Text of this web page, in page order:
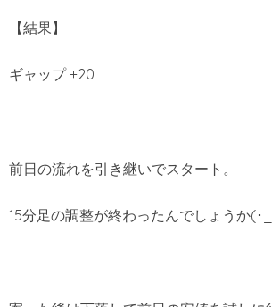
【結果】
ギャップ +20
前日の流れを引き継いでスタート。
15分足の調整が終わったんでしょうか(･